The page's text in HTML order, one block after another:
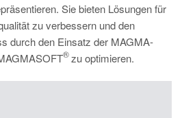
Sie bieten Lösungen für
zu verbessern und den
durch den Einsatz der MAGMA-
®zu optimieren.